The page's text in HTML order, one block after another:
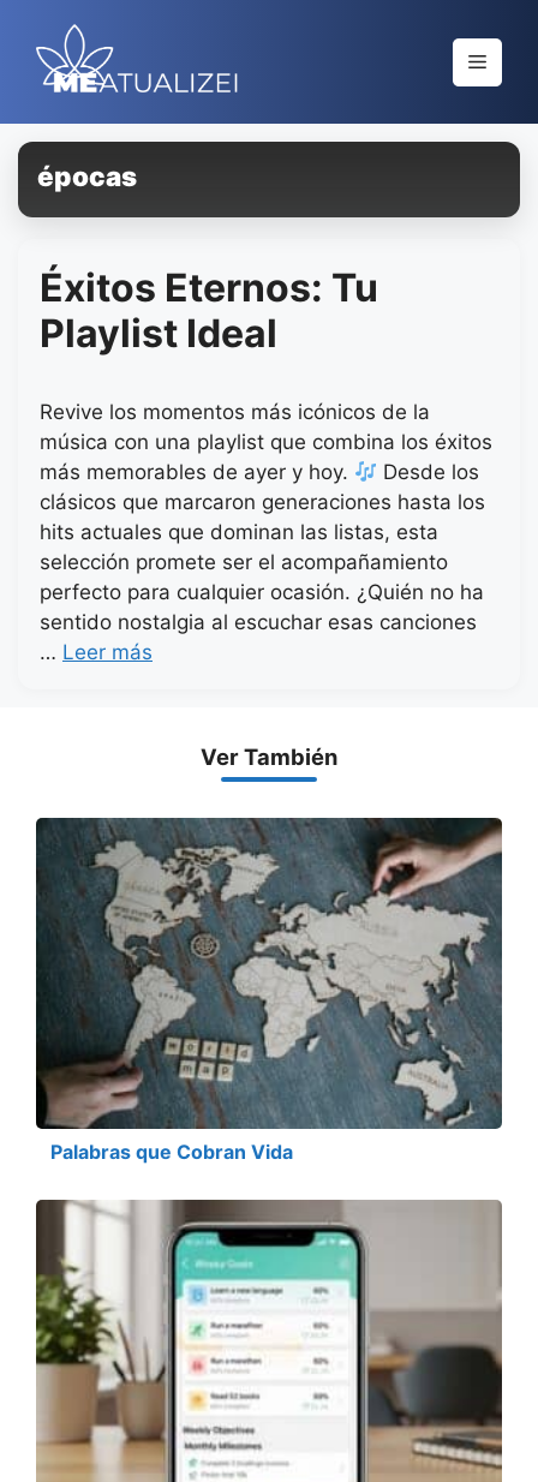
contenido
Menú
épocas
Éxitos Eternos: Tu
Playlist Ideal
Revive los momentos más icónicos de la
música con una playlist que combina los éxitos
más memorables de ayer y hoy.
Desde los
clásicos que marcaron generaciones hasta los
hits actuales que dominan las listas, esta
selección promete ser el acompañamiento
perfecto para cualquier ocasión. ¿Quién no ha
sentido nostalgia al escuchar esas canciones
… Leer más
Ver También
Palabras que Cobran Vida